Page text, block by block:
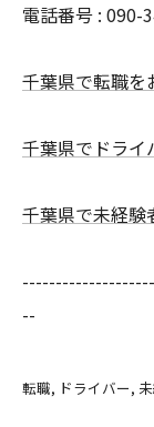
電話番号 : 090-
千葉県で転職を
千葉県でドライ
千葉県で未経験
--
転職 ドライバー